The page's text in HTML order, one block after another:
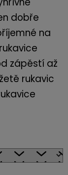
dobře
na
zápěstí až
rukavic